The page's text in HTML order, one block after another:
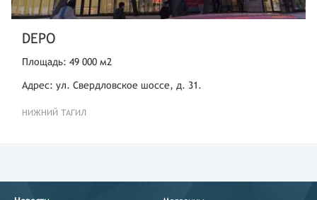
DEPO
Площадь: 49 000 м2
Адрес: ул. Свердловское шоссе, д. 31.
НИЖНИЙ ТАГИЛ